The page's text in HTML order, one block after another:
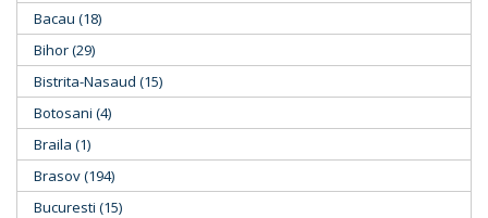
Bacau (18)
Bihor (29)
Bistrita-Nasaud (15)
Botosani (4)
Braila (1)
Brasov (194)
Bucuresti (15)